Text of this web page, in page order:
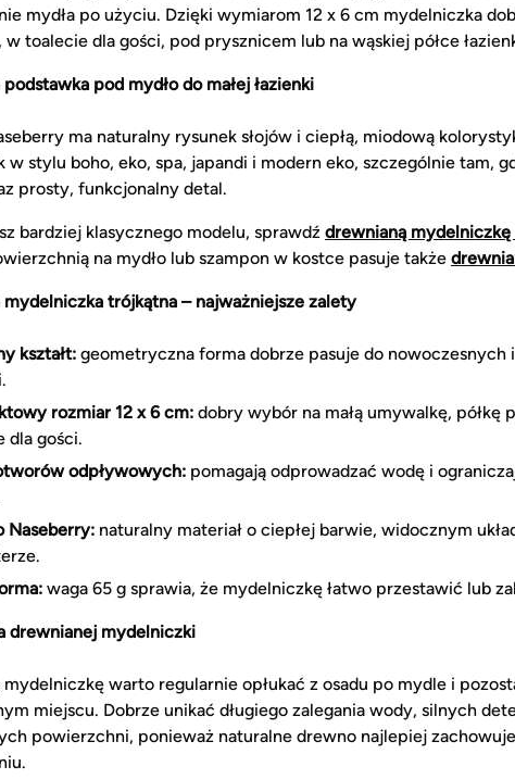
mydła po użyciu. Dzięki wymiarom 12 x 6 cm mydelniczka
toalecie dla gości, pod prysznicem lub na wąskiej półce
pod mydło do małej łazienki
ma naturalny rysunek słojów i ciepłą, miodową
w stylu boho, eko, spa, japandi i modern eko, szczególnie tam,
prosty, funkcjonalny detal.
bardziej klasycznego modelu, sprawdź drewnianą mydelniczkę
na mydło lub szampon w kostce pasuje także
mydelniczka trójkątna – najważniejsze zalety
kształt: geometryczna forma dobrze pasuje do nowoczesnych
rozmiar 12 x 6 cm: dobry wybór na małą umywalkę, półkę
dla gości.
odpływowych: pomagają odprowadzać wodę i
Naseberry: naturalny materiał o ciepłej barwie, widocznym
waga 65 g sprawia, że mydelniczkę łatwo przestawić lub
drewnianej mydelniczki
mydelniczkę warto regularnie opłukać z osadu po mydle i
miejscu. Dobrze unikać długiego zalegania wody, silnych
powierzchni, ponieważ naturalne drewno najlepiej